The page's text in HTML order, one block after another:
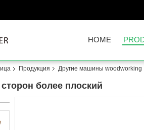
HOME
Продукция Другие машины woodworking
более плоский